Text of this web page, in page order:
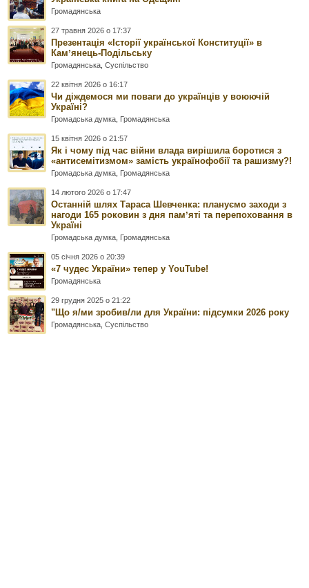
Громадянська
27 травня 2026 о 17:37
Презентація «Історії української Конституції» в
Камʼянець-Подільську
Громадянська ,Суспільство
22 квітня 2026 о 16:17
Чи діждемося ми поваги до українців у воюючій
Україні?
Громадська думка Громадянська
15 квітня 2026 о 21:57
Як і чому під час війни влада вирішила боротися з
«антисемітизмом» замість українофобії та рашизму?!
Громадська думка Громадянська
14 лютого 2026 о 17:47
Останній шлях Тараса Шевченка: плануємо заходи з
нагоди 165 роковин з дня памʼяті та перепоховання в
Україні
Громадська думка Громадянська
05 січня 2026 о 20:39
«7 чудес України» тепер у YouTube!
Громадянська
29 грудня 2025 о 21:22
"Що я/ми зробив/ли для України: підсумки 2026 року
Громадянська ,Суспільство